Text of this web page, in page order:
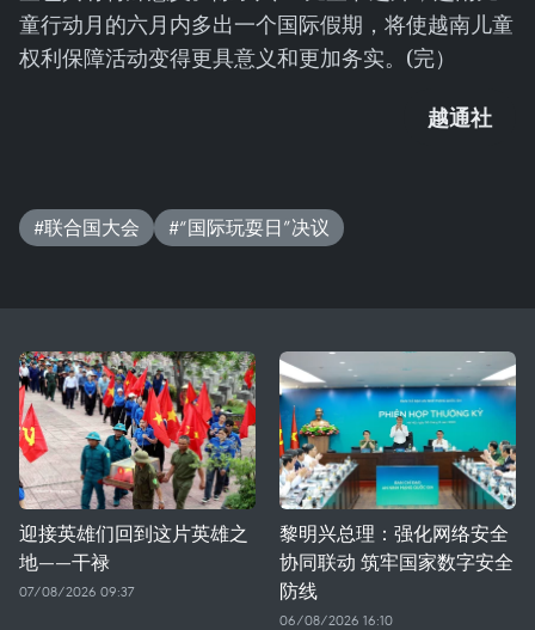
童行动月的六月内多出一个国际假期，将使越南儿童
权利保障活动变得更具意义和更加务实。(完）
越通社
#联合国大会 #“国际玩耍日”决议
迎接英雄们回到这片英雄之
地——干禄
07/08/2026 09:37
黎明兴总理：强化网络安全
协同联动 筑牢国家数字安全
防线
06/08/2026 16:10